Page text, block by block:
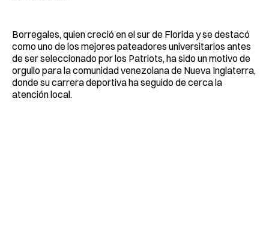
Borregales, quien creció en el sur de Florida y se destacó
como uno de los mejores pateadores universitarios antes
de ser seleccionado por los Patriots, ha sido un motivo de
orgullo para la comunidad venezolana de Nueva Inglaterra,
donde su carrera deportiva ha seguido de cerca la
atención local.